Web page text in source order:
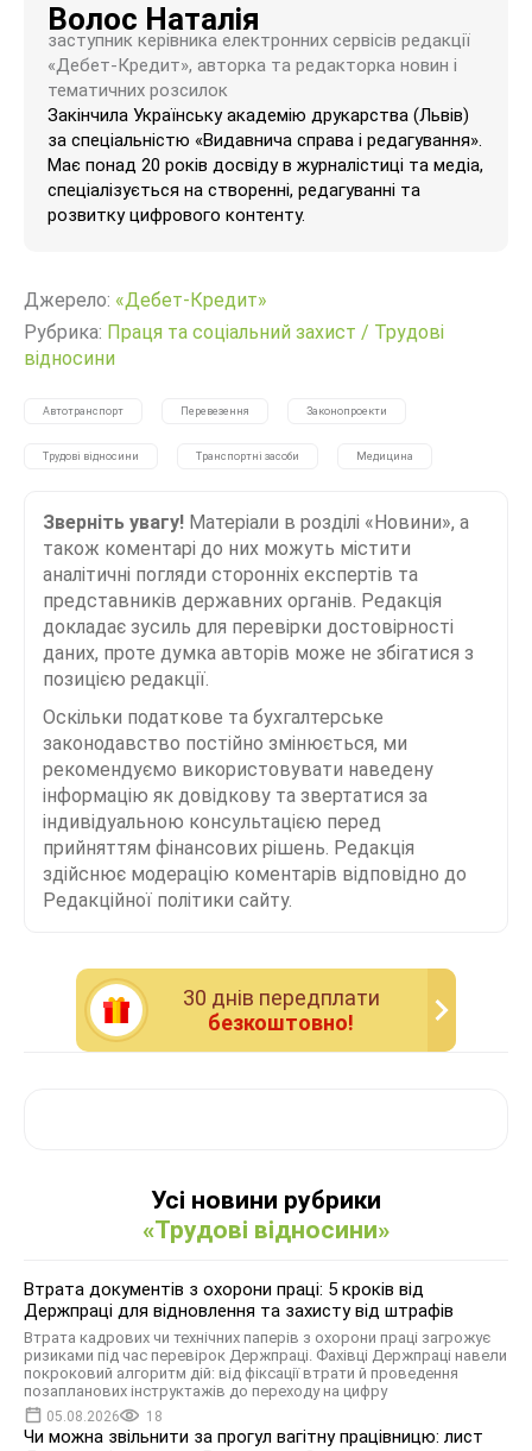
Волос Наталія
заступник керівника електронних сервісів редакції
«Дебет-Кредит», авторка та редакторка новин і
тематичних розсилок
Закінчила Українську академію друкарства (Львів)
за спеціальністю «Видавнича справа і редагування».
Має понад 20 років досвіду в журналістиці та медіа,
спеціалізується на створенні, редагуванні та
розвитку цифрового контенту.
Джерело: «Дебет-Кредит»
Рубрика: Праця та соціальний захист / Трудові
відносини
Автотранспорт Перевезення Законопроекти
Трудові відносини Транспортні засоби Медицина
Зверніть увагу! Матеріали в розділі «Новини», а
також коментарі до них можуть містити
аналітичні погляди сторонніх експертів та
представників державних органів. Редакція
докладає зусиль для перевірки достовірності
даних, проте думка авторів може не збігатися з
позицією редакції.
Оскільки податкове та бухгалтерське
законодавство постійно змінюється, ми
рекомендуємо використовувати наведену
інформацію як довідкову та звертатися за
індивідуальною консультацією перед
прийняттям фінансових рішень. Редакція
здійснює модерацію коментарів відповідно до
Редакційної політики сайту.
30 днiв передплати
безкоштовно!
Усі новини рубрики
«Трудові відносини»
Втрата документів з охорони праці: 5 кроків від
Держпраці для відновлення та захисту від штрафів
Втрата кадрових чи технічних паперів з охорони праці загрожує
ризиками під час перевірок Держпраці. Фахівці Держпраці навели
покроковий алгоритм дій: від фіксації втрати й проведення
позапланових інструктажів до переходу на цифру
05.08.2026 18
Чи можна звільнити за прогул вагітну працівницю: лист